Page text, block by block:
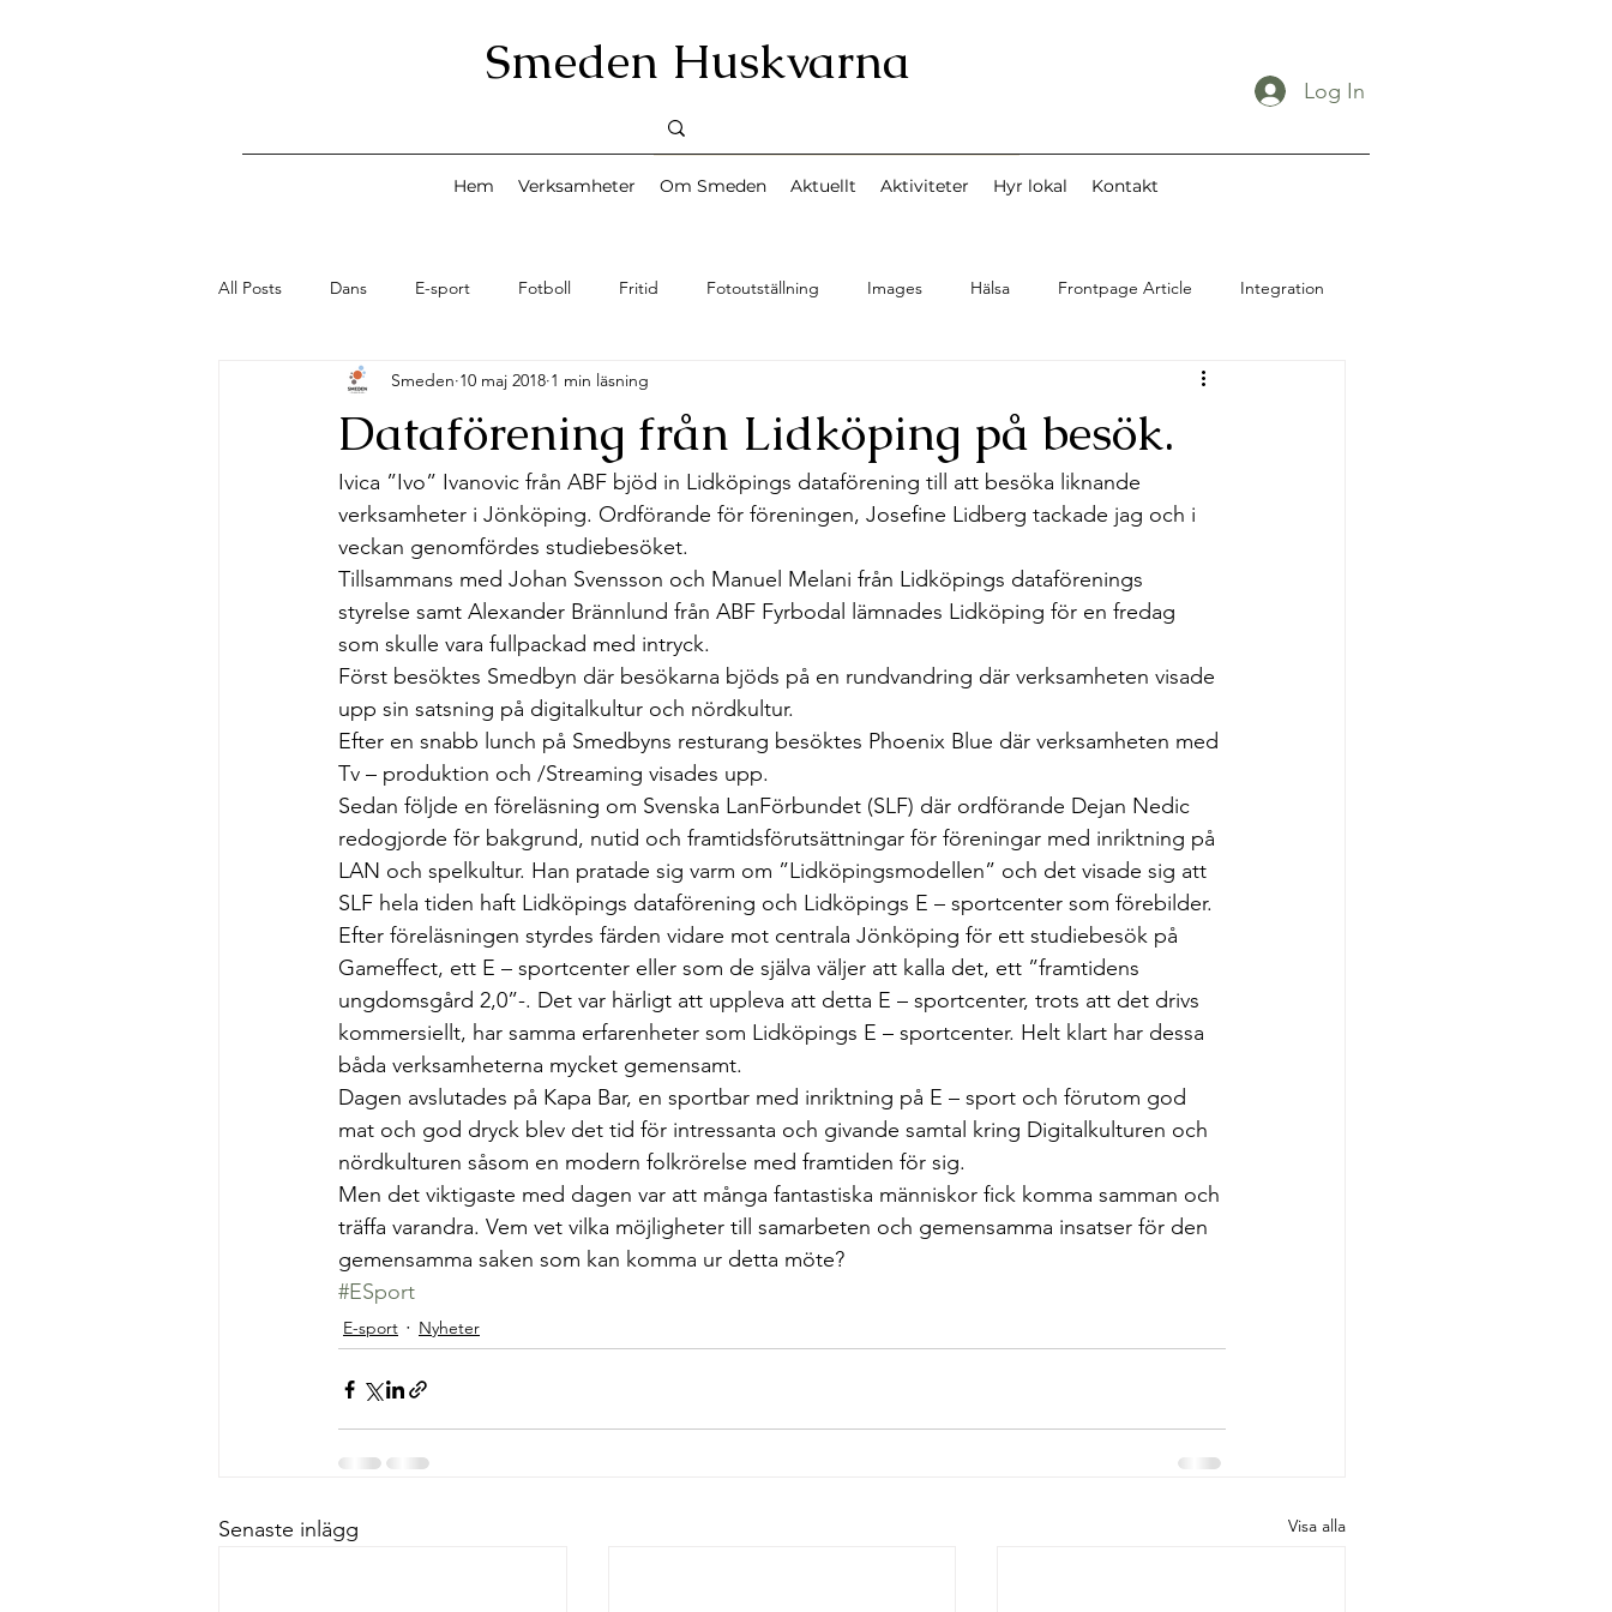
Smeden Huskvarna Log In
Hem Verksamheter Om Smeden Aktuellt Aktiviteter Hyr lokal Kontakt
All Posts Dans E-sport Fotboll Fritid Fotoutställning Images Hälsa Frontpage Article Integration
Lov med Smeden Musik News
Smeden Profilen Second Hand Turism Teater Upplevelse Uncategorized Utbildning
Välgörande ändamål
Dataförening från Lidköping på besök.
Smeden 10 maj 2018 1 min läsning
Ivica ”Ivo” Ivanovic från ABF bjöd in Lidköpings dataförening till att besöka liknande
verksamheter i Jönköping. Ordförande för föreningen, Josefine Lidberg tackade jag och i
veckan genomfördes studiebesöket.
Tillsammans med Johan Svensson och Manuel Melani från Lidköpings dataförenings
styrelse samt Alexander Brännlund från ABF Fyrbodal lämnades Lidköping för en fredag
som skulle vara fullpackad med intryck.
Först besöktes Smedbyn där besökarna bjöds på en rundvandring där verksamheten visade
upp sin satsning på digitalkultur och nördkultur.
Efter en snabb lunch på Smedbyns resturang besöktes Phoenix Blue där verksamheten med
Tv – produktion och /Streaming visades upp.
Sedan följde en föreläsning om Svenska LanFörbundet (SLF) där ordförande Dejan Nedic
redogjorde för bakgrund, nutid och framtidsförutsättningar för föreningar med inriktning på
LAN och spelkultur. Han pratade sig varm om ”Lidköpingsmodellen” och det visade sig att
SLF hela tiden haft Lidköpings dataförening och Lidköpings E – sportcenter som förebilder.
Efter föreläsningen styrdes färden vidare mot centrala Jönköping för ett studiebesök på
Gameffect, ett E – sportcenter eller som de själva väljer att kalla det, ett ”framtidens
ungdomsgård 2,0”-. Det var härligt att uppleva att detta E – sportcenter, trots att det drivs
kommersiellt, har samma erfarenheter som Lidköpings E – sportcenter. Helt klart har dessa
båda verksamheterna mycket gemensamt.
Dagen avslutades på Kapa Bar, en sportbar med inriktning på E – sport och förutom god
mat och god dryck blev det tid för intressanta och givande samtal kring Digitalkulturen och
nördkulturen såsom en modern folkrörelse med framtiden för sig.
Men det viktigaste med dagen var att många fantastiska människor fick komma samman och
träffa varandra. Vem vet vilka möjligheter till samarbeten och gemensamma insatser för den
gemensamma saken som kan komma ur detta möte?
#ESport
E-sport Nyheter
Senaste inlägg Visa alla